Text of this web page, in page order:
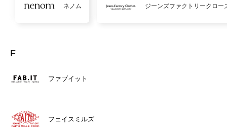
ネノム ジーンズファクトリークロー
F
ファブイット
フェイスミルズ